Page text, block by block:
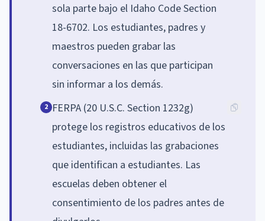
sola parte bajo el Idaho Code Section
18-6702. Los estudiantes, padres y
maestros pueden grabar las
conversaciones en las que participan
sin informar a los demás.
2 FERPA (20 U.S.C. Section 1232g)
protege los registros educativos de los
estudiantes, incluidas las grabaciones
que identifican a estudiantes. Las
escuelas deben obtener el
consentimiento de los padres antes de